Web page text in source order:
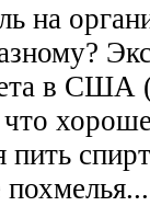
на
в